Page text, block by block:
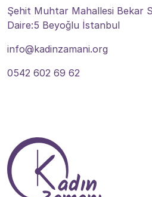
Şehit Muhtar Mahallesi Bekar
Daire:5 Beyoğlu İstanbul
info@kadinzamani.org
0542 602 69 62